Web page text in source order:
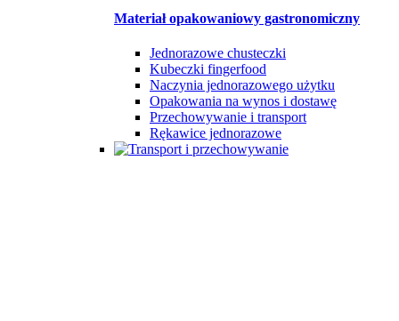
Materiał opakowaniowy gastronomiczny
Jednorazowe chusteczki
Kubeczki fingerfood
Naczynia jednorazowego użytku
Opakowania na wynos i dostawę
Przechowywanie i transport
Rękawice jednorazowe